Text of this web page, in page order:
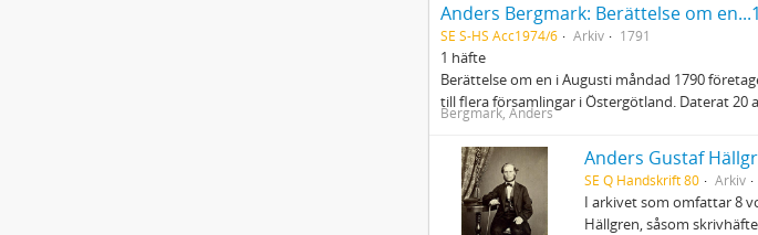
SE S-HS Acc1974/6 Arkiv 1791
1 häfte
Berättelse om en i Augusti måndad 1790
till flera församlingar i Östergötland. Daterat 20
Bergmark, Anders
Anders Gustaf
SE Q Handskrift 80 Arkiv
I arkivet som omfattar 8
Hällgren, såsom